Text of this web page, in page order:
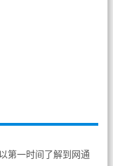
第一时间了解到网通